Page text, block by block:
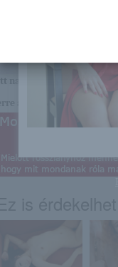
Itt nagyon sok olyan lány